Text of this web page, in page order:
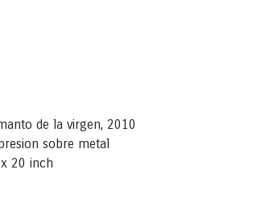
de la virgen, 2010
sobre metal
20 inch